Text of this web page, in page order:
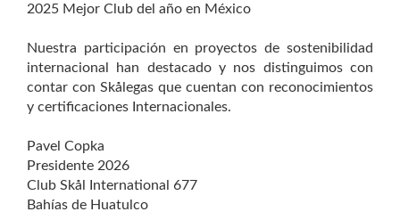
2025 Mejor Club del año en México
Nuestra participación en proyectos de sostenibilidad
internacional han destacado y nos distinguimos con
contar con Skålegas que cuentan con reconocimientos
y certificaciones Internacionales.
Pavel Copka
Presidente 2026
Club Skål International 677
Bahías de Huatulco